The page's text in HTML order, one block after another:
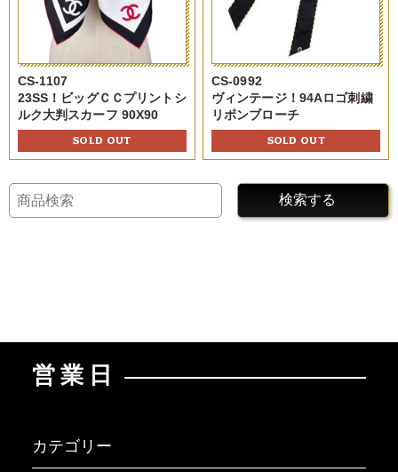
CS-1107
23SS！ビッグＣＣプリントシ
ルク大判スカーフ 90X90
SOLD OUT
CS-0992
ヴィンテージ！94Aロゴ刺繍
リボンブローチ
SOLD OUT
検索する
営業日
カテゴリー